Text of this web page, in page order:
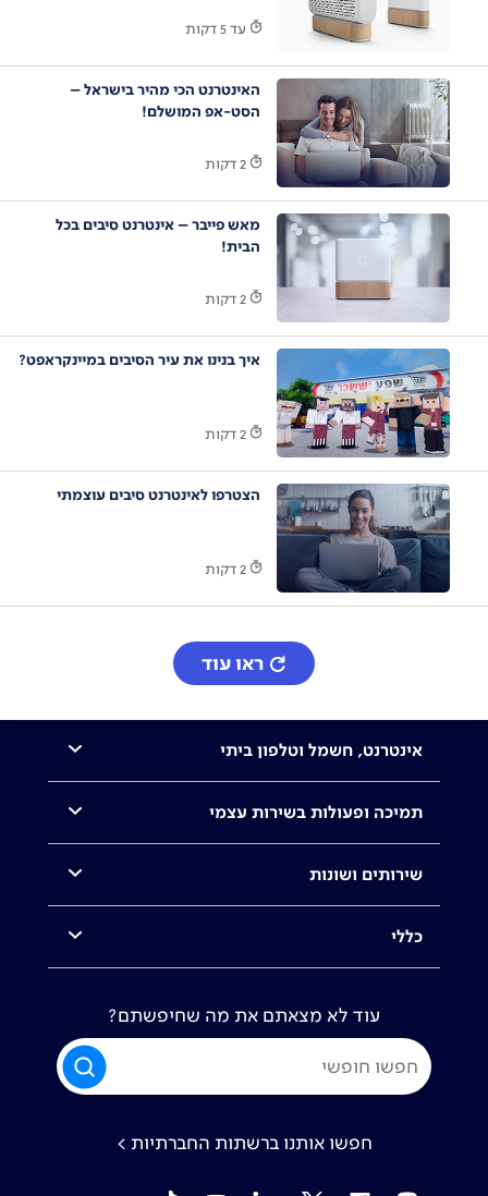
עד 5 דקות
האינטרנט הכי מהיר בישראל –
הסט-אפ המושלם!
2 דקות
מאש פייבר – אינטרנט סיבים בכל
הבית!
2 דקות
איך בנינו את עיר הסיבים במיינקראפט?
2 דקות
הצטרפו לאינטרנט סיבים עוצמתי
2 דקות
ראו עוד
אינטרנט, חשמל וטלפון ביתי
תמיכה ופעולות בשירות עצמי
שירותים ושונות
כללי
עוד לא מצאתם את מה שחיפשתם?
חפשו אותנו ברשתות החברתיות >
Instagram
Facebook
Twitter
Linkedin
YouTube
tiktok